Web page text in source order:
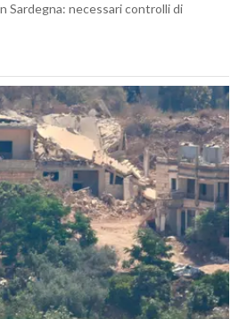
Sardegna: necessari controlli di